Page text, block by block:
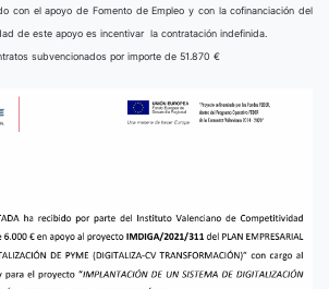
con el apoyo de Fomento de Empleo y con la cofinanciación del
de este apoyo es incentivar la contratación indefinida.
subvencionados por importe de 51.870 €